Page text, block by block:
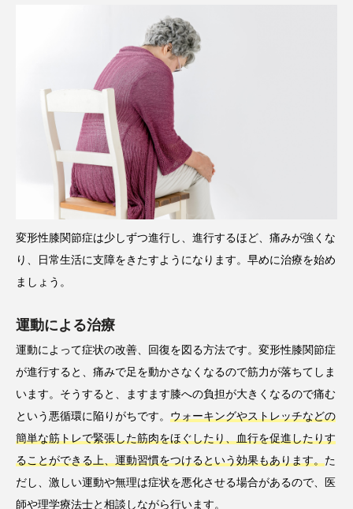
変形性膝関節症は少しずつ進行し、進行するほど、痛みが強くな
り、日常生活に支障をきたすようになります。早めに治療を始め
ましょう。
運動による治療
運動によって症状の改善、回復を図る方法です。変形性膝関節症
が進行すると、痛みで足を動かさなくなるので筋力が落ちてしま
います。そうすると、ますます膝への負担が大きくなるので痛む
という悪循環に陥りがちです。 ウォーキングやストレッチなどの
簡単な筋トレで緊張した筋肉をほぐしたり、血行を促進したりす
ることができる上、運動習慣をつけるという効果もあります。た
だし、激しい運動や無理は症状を悪化させる場合があるので、医
師や理学療法士と相談しながら行います。